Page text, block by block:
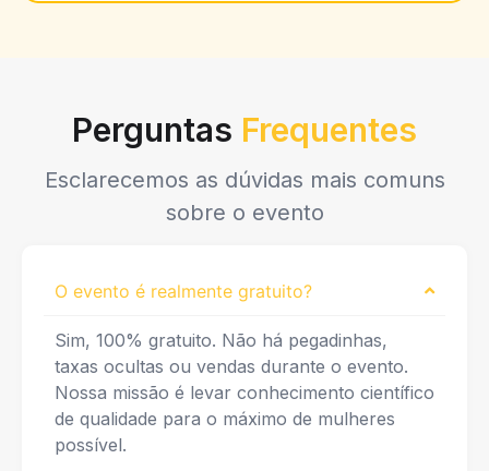
Perguntas Frequentes
Esclarecemos as dúvidas mais comuns
sobre o evento
O evento é realmente gratuito?
Sim, 100% gratuito. Não há pegadinhas,
taxas ocultas ou vendas durante o evento.
Nossa missão é levar conhecimento científico
de qualidade para o máximo de mulheres
possível.